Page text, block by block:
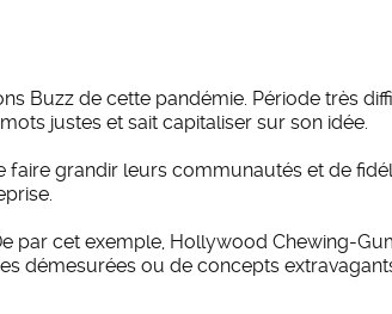
Buzz de cette pandémie. Période très
justes et sait capitaliser sur son idée.
grandir leurs communautés et de
par cet exemple, Hollywood Chewing-
démesurées ou de concepts